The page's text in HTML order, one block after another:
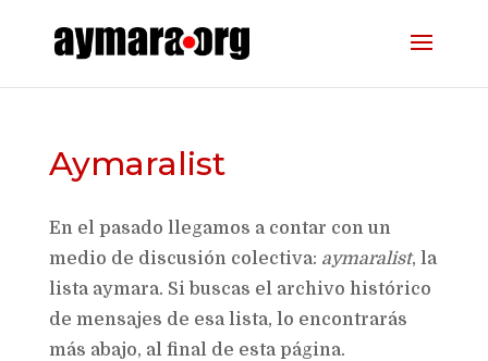
Aymaralist
En el pasado llegamos a contar con un
medio de discusión colectiva: aymaralist, la
lista aymara. Si buscas el archivo histórico
de mensajes de esa lista, lo encontrarás
más abajo, al final de esta página.